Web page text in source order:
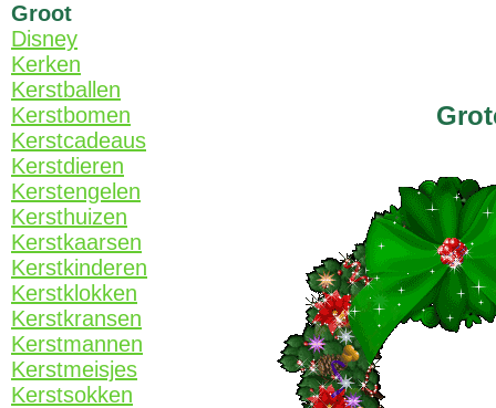
Groot
Disney
Kerken
Kerstballen
Kerstbomen
Kerstcadeaus
Kerstdieren
Kerstengelen
Kersthuizen
Kerstkaarsen
Kerstkinderen
Kerstklokken
Kerstkransen
Kerstmannen
Kerstmeisjes
Kerstsokken